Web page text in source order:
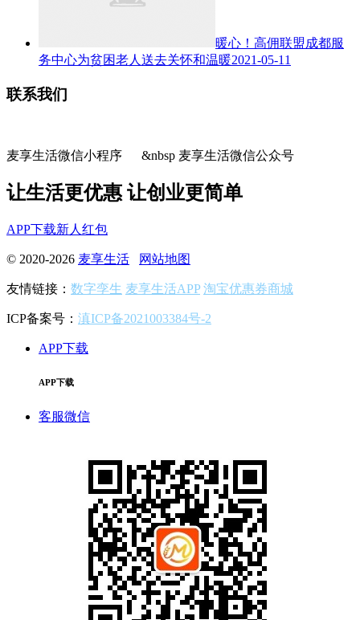
暖心！高佣联盟成都服
务中心为贫困老人送去关怀和温暖2021-05-11
联系我们
麦享生活微信小程序 &nbsp 麦享生活微信公众号
让生活更优惠 让创业更简单
APP下载新人红包
© 2020-2026 麦享生活 网站地图
友情链接： 数字孪生 麦享生活APP 淘宝优惠券商城
ICP备案号： 滇ICP备2021003384号-2
APP下载
APP下载
客服微信